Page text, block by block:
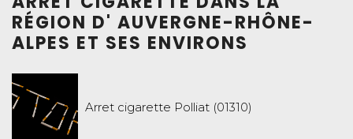
RÉGION D' AUVERGNE-RHÔNE-
ALPES ET SES ENVIRONS
Arret cigarette Polliat (01310)